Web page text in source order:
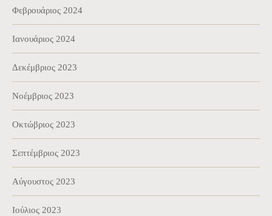
Φεβρουάριος 2024
Ιανουάριος 2024
Δεκέμβριος 2023
Νοέμβριος 2023
Οκτώβριος 2023
Σεπτέμβριος 2023
Αύγουστος 2023
Ιούλιος 2023